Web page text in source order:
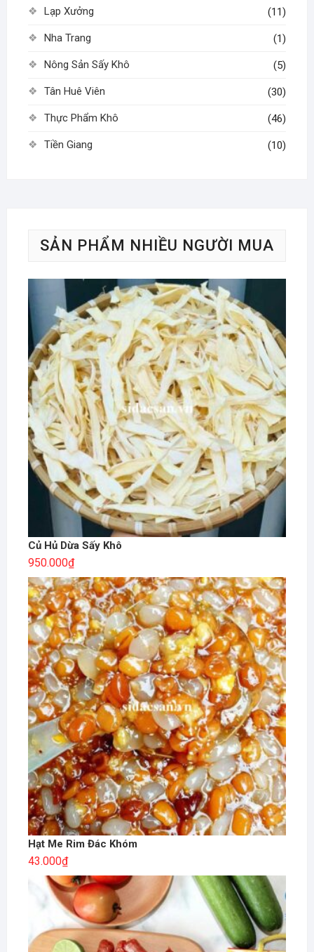
Lạp Xưởng (11)
Nha Trang (1)
Nông Sản Sấy Khô (5)
Tân Huê Viên (30)
Thực Phẩm Khô (46)
Tiền Giang (10)
SẢN PHẨM NHIỀU NGƯỜI MUA
Củ Hủ Dừa Sấy Khô
950.000₫
Hạt Me Rim Đác Khóm
43.000₫